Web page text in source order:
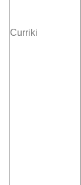
Curriki